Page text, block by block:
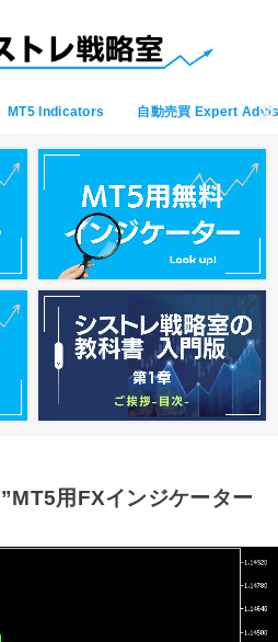
MT5 Indicators 自動売買 Expert
用FXインジケーター